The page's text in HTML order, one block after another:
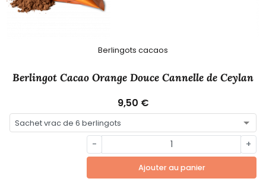
Berlingots cacaos
Berlingot Cacao Orange Douce Cannelle de Ceylan
9,50 €
- +
Ajouter au panier